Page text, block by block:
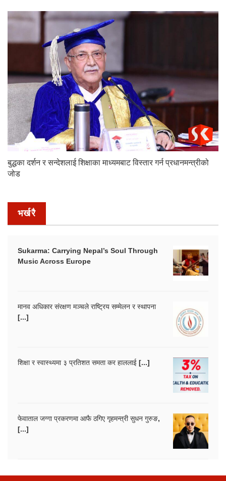
बुद्धका दर्शन र सन्देशलाई शिक्षाका माध्यमबाट विस्तार गर्न प्रधानमन्त्रीको
जोड
भर्खरै
Sukarma: Carrying Nepal’s Soul Through
Music Across Europe
मानव अधिकार संरक्षण मञ्चले राष्ट्रिय सम्मेलन र स्थापना
[...]
शिक्षा र स्वास्थ्यमा ३ प्रतिशत समता कर हाललाई [...]
फेवाताल जग्गा प्रकरणमा आफै ठगिए गृहमन्त्री सुधन गुरुङ,
[...]